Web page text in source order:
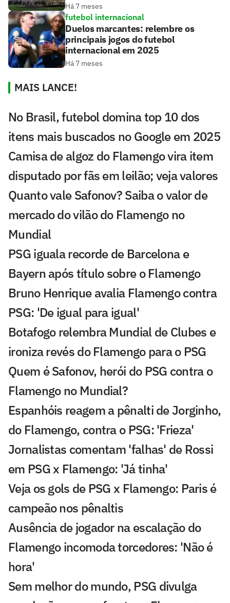
Há 7 meses
futebol internacional
Duelos marcantes: relembre os
principais jogos do futebol
internacional em 2025
Há 7 meses
MAIS LANCE!
No Brasil, futebol domina top 10 dos
itens mais buscados no Google em 2025
Camisa de algoz do Flamengo vira item
disputado por fãs em leilão; veja valores
Quanto vale Safonov? Saiba o valor de
mercado do vilão do Flamengo no
Mundial
PSG iguala recorde de Barcelona e
Bayern após título sobre o Flamengo
Bruno Henrique avalia Flamengo contra
PSG: 'De igual para igual'
Botafogo relembra Mundial de Clubes e
ironiza revés do Flamengo para o PSG
Quem é Safonov, herói do PSG contra o
Flamengo no Mundial?
Espanhóis reagem a pênalti de Jorginho,
do Flamengo, contra o PSG: 'Frieza'
Jornalistas comentam 'falhas' de Rossi
em PSG x Flamengo: 'Já tinha'
Veja os gols de PSG x Flamengo: Paris é
campeão nos pênaltis
Ausência de jogador na escalação do
Flamengo incomoda torcedores: 'Não é
hora'
Sem melhor do mundo, PSG divulga